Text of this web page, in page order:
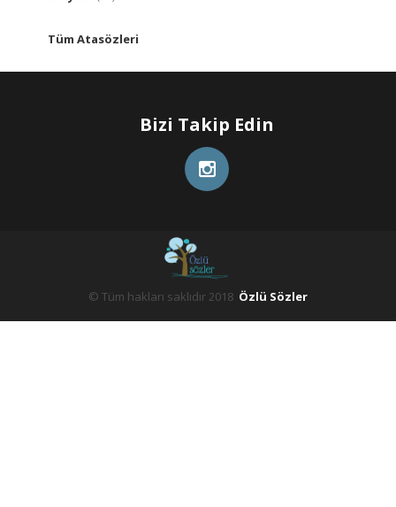
Tüm Atasözleri
Bizi Takip Edin
© Tüm hakları saklıdır 2018 Özlü Sözler